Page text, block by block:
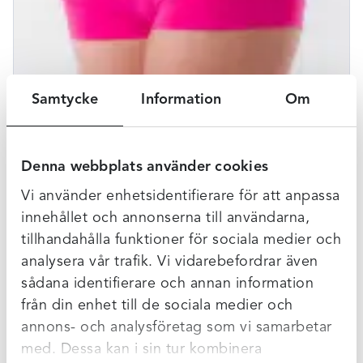
Samtycke Information Om
Denna webbplats använder cookies
Vi använder enhetsidentifierare för att anpassa
innehållet och annonserna till användarna,
tillhandahålla funktioner för sociala medier och
analysera vår trafik. Vi vidarebefordrar även
sådana identifierare och annan information
från din enhet till de sociala medier och
annons- och analysföretag som vi samarbetar
med. Dessa kan i sin tur kombinera
Beskrivning
Denna boxertrosa från Avet är mjuk och skön i ett
microfiber material som andas så det inte blir varmt och
tätt. i grenen har du en mjuk bomullsfrotté för att undvika
skav och liknande. Sömmen som du ser i fram går inte
gör att den sitter bättre och att du inte får troskanter. Detta
är en av våra absoluta favoriter!
Storlek:Denna trosa är generös i storleken, så om du